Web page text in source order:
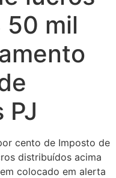
50 mil
PJ
cento de Imposto de
distribuídos acima
colocado em alerta